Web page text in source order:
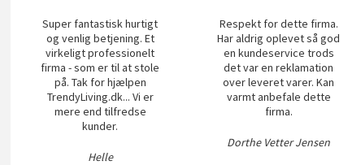
Super fantastisk hurtigt
og venlig betjening. Et
virkeligt professionelt
firma - som er til at stole
på. Tak for hjælpen
TrendyLiving.dk... Vi er
mere end tilfredse
kunder.
Helle
Respekt for dette firma.
Har aldrig oplevet så god
en kundeservice trods
det var en reklamation
over leveret varer. Kan
varmt anbefale dette
firma.
Dorthe Vetter Jensen